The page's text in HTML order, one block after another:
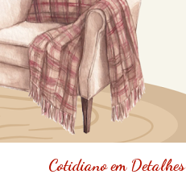
Cotidiano em Detalhes